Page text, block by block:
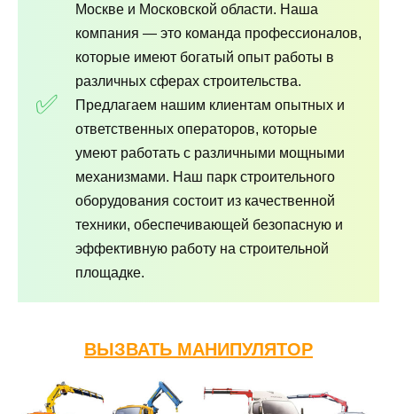
Москве и Московской области. Наша
компания — это команда профессионалов,
которые имеют богатый опыт работы в
различных сферах строительства.
Предлагаем нашим клиентам опытных и
ответственных операторов, которые
умеют работать с различными мощными
механизмами. Наш парк строительного
оборудования состоит из качественной
техники, обеспечивающей безопасную и
эффективную работу на строительной
площадке.
ВЫЗВАТЬ МАНИПУЛЯТОР